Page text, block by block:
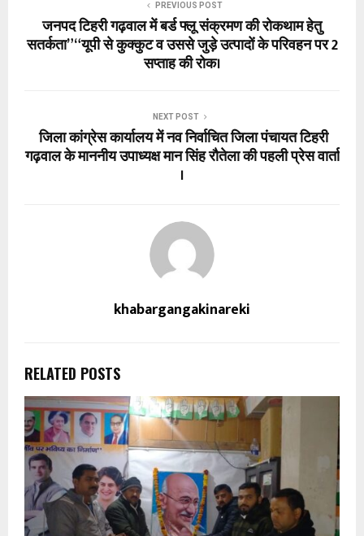
PREVIOUS POST
जनपद टिहरी गढ़वाल में बर्ड फ्लू संक्रमण की रोकथाम हेतु
सतर्कता” “यूपी से कुक्कुट व उससे जुड़े उत्पादों के परिवहन पर 2
सप्ताह की रोक।
NEXT POST
जिला कांग्रेस कार्यालय में नव निर्वाचित जिला पंचायत टिहरी
गढ़वाल के माननीय उपाध्यक्ष मान सिंह रौतेला की पहली प्रेस वार्ता
।
khabargangakinareki
RELATED POSTS